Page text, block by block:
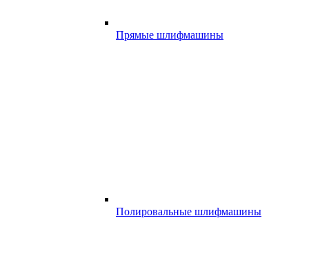
Прямые шлифмашины
Полировальные шлифмашины